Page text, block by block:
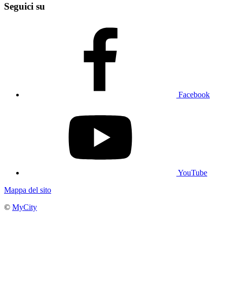
Seguici su
Facebook
YouTube
Mappa del sito
© MyCity